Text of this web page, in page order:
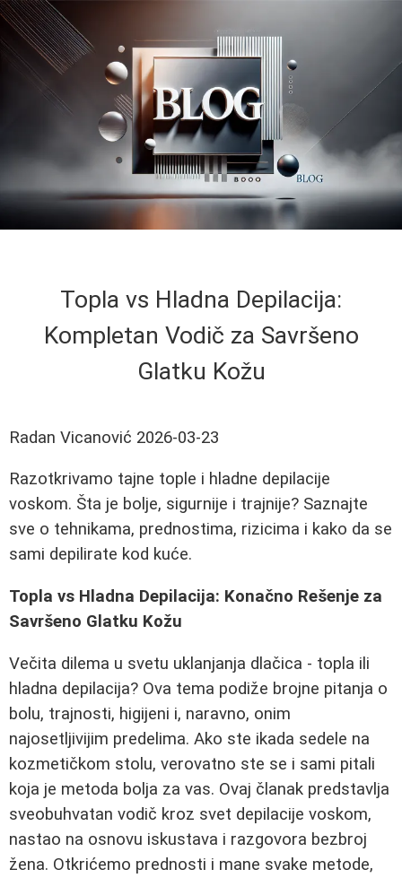
Topla vs Hladna Depilacija:
Kompletan Vodič za Savršeno
Glatku Kožu
Radan Vicanović 2026-03-23
Razotkrivamo tajne tople i hladne depilacije
voskom. Šta je bolje, sigurnije i trajnije? Saznajte
sve o tehnikama, prednostima, rizicima i kako da se
sami depilirate kod kuće.
Topla vs Hladna Depilacija: Konačno Rešenje za
Savršeno Glatku Kožu
Večita dilema u svetu uklanjanja dlačica - topla ili
hladna depilacija? Ova tema podiže brojne pitanja o
bolu, trajnosti, higijeni i, naravno, onim
najosetljivijim predelima. Ako ste ikada sedele na
kozmetičkom stolu, verovatno ste se i sami pitali
koja je metoda bolja za vas. Ovaj članak predstavlja
sveobuhvatan vodič kroz svet depilacije voskom,
nastao na osnovu iskustava i razgovora bezbroj
žena. Otkrićemo prednosti i mane svake metode,